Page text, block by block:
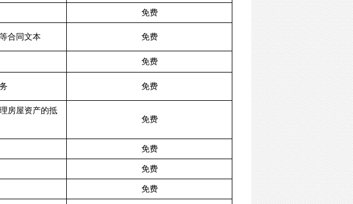
免费
合同文本 免费
免费
免费
房屋资产的抵
免费
免费
免费
免费